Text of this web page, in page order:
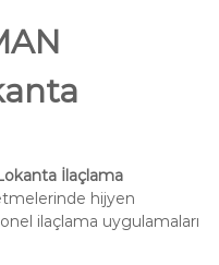
İlaçlama
hijyen
ilaçlama uygulamaları